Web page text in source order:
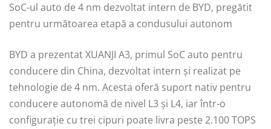
SoC-ul auto de 4 nm dezvoltat intern de BYD, pregătit
pentru următoarea etapă a condusului autonom
BYD a prezentat XUANJI A3, primul SoC auto pentru
conducere din China, dezvoltat intern și realizat pe
tehnologie de 4 nm. Acesta oferă suport nativ pentru
conducere autonomă de nivel L3 și L4, iar într-o
configurație cu trei cipuri poate livra peste 2.100 TOPS